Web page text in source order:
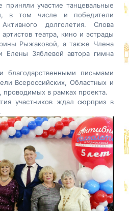
приняли участие танцевальные
в том числе и победители
долголетия. Слова
театра, кино и эстрады
Рыжаковой, а также Члена
Елены Зяблевой автора гимна
благодарственными письмами
Всероссийских, Областных и
проводимых в рамках проекта.
участников ждал сюрприз в